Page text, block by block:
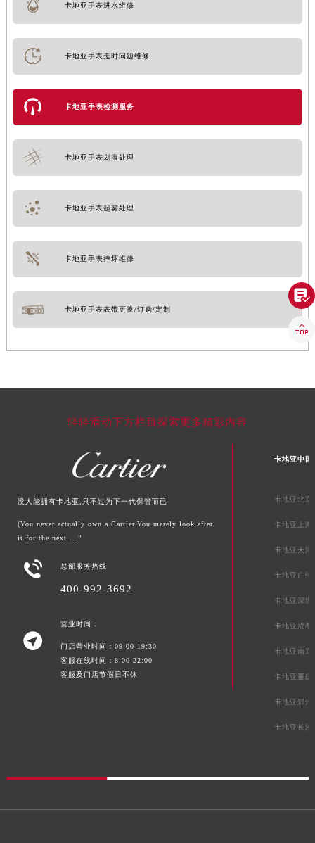
卡地亚手表进水维修
卡地亚手表走时问题维修
卡地亚手表检测服务
卡地亚手表划痕处理
卡地亚手表起雾处理
卡地亚手表摔坏维修
卡地亚手表表带更换/订购/定制
轻轻滑动下方栏目探索更多精彩内容
没人能拥有卡地亚,只不过为下一代保管而已
(You never actually own a Cartier.You merely look after
it for the next ...”
 总部服务热线
400-992-3692

营业时间：
门店营业时间：09:00-19:30
客服在线时间：8:00-22:00
客服及门店节假日不休
卡地亚中国
卡地亚北京
卡地亚上海
卡地亚天津
卡地亚广州
卡地亚深圳
卡地亚成都
卡地亚南京
卡地亚重庆
卡地亚郑州
卡地亚长沙

